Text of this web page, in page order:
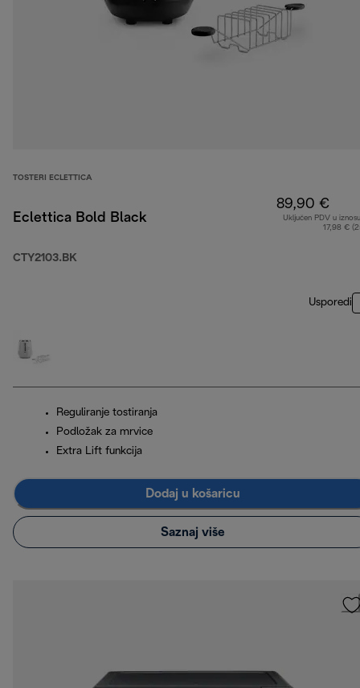
TOSTERI ECLETTICA
Eclettica Bold Black
CTY2103.BK
89,90 €
Uključen PDV u
17,98 €
Usporedi
Reguliranje tostiranja
Podložak za mrvice
Extra Lift funkcija
Dodaj u košaricu
Saznaj više